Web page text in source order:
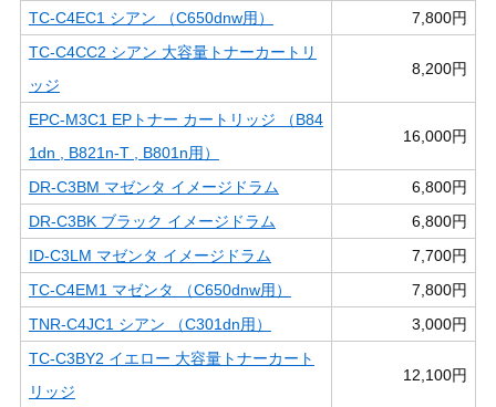
TC-C4EC1 シアン （C650dnw用）
7,800円
TC-C4CC2 シアン 大容量トナーカートリ
ッジ
8,200円
EPC-M3C1 EPトナー カートリッジ （B84
1dn , B821n-T , B801n用）
16,000円
DR-C3BM マゼンタ イメージドラム
6,800円
DR-C3BK ブラック イメージドラム
6,800円
ID-C3LM マゼンタ イメージドラム
7,700円
TC-C4EM1 マゼンタ （C650dnw用）
7,800円
TNR-C4JC1 シアン （C301dn用）
3,000円
TC-C3BY2 イエロー 大容量トナーカート
リッジ
12,100円